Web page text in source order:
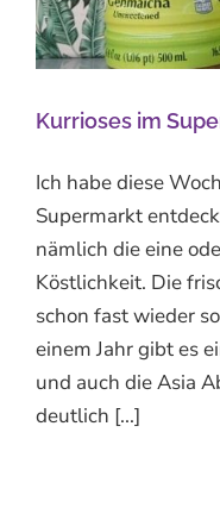
Kurrioses im
Ich habe diese
Supermarkt
nämlich die eine
Köstlichkeit. Die
schon fast wieder
einem Jahr gibt es
und auch die Asia
deutlich [...]